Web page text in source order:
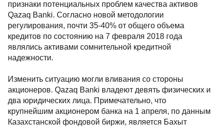
признаки потенциальных проблем качества активов
Qazaq Banki. Согласно новой методологии
регулирования, почти 35-40% от общего объема
кредитов по состоянию на 7 февраля 2018 года
являлись активами сомнительной кредитной
надежности.
Изменить ситуацию могли вливания со стороны
акционеров. Qazaq Banki владеют девять физических и
два юридических лица. Примечательно, что
крупнейшим акционером банка на 1 апреля, по данным
Казахстанской фондовой биржи, является Бахыт